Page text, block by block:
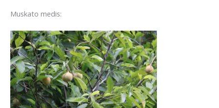
Muskato medis: